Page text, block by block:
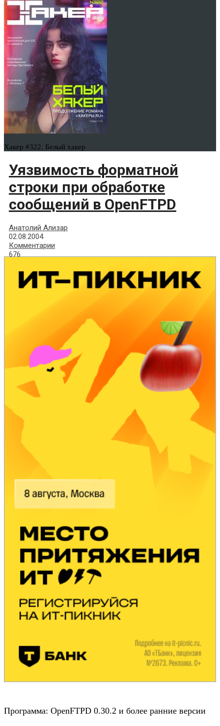
Хакер #322. Белый хакер
Уязвимость форматной
строки при обработке
сообщений в OpenFTPD
Анатолий Ализар
02.08.2004
Комментарии
676
Программа: OpenFTPD 0.30.2 и более ранние версии